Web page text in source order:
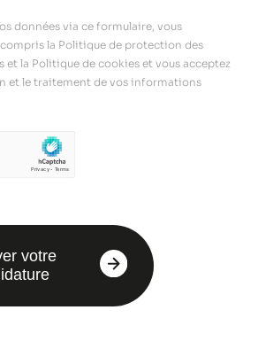
données via ce formulaire, vous
la Politique de protection des
et la Politique de cookies et vous acceptez
et le traitement de vos informations
votre